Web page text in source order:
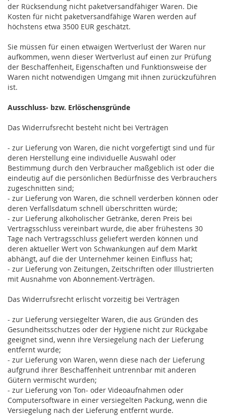
der Rücksendung nicht paketversandfähiger Waren. Die
Kosten für nicht paketversandfähige Waren werden auf
höchstens etwa 3500 EUR geschätzt.
Sie müssen für einen etwaigen Wertverlust der Waren nur
aufkommen, wenn dieser Wertverlust auf einen zur Prüfung
der Beschaffenheit, Eigenschaften und Funktionsweise der
Waren nicht notwendigen Umgang mit ihnen zurückzuführen
ist.
Ausschluss- bzw. Erlöschensgründe
Das Widerrufsrecht besteht nicht bei Verträgen
- zur Lieferung von Waren, die nicht vorgefertigt sind und für
deren Herstellung eine individuelle Auswahl oder
Bestimmung durch den Verbraucher maßgeblich ist oder die
eindeutig auf die persönlichen Bedürfnisse des Verbrauchers
zugeschnitten sind;
- zur Lieferung von Waren, die schnell verderben können oder
deren Verfallsdatum schnell überschritten würde;
- zur Lieferung alkoholischer Getränke, deren Preis bei
Vertragsschluss vereinbart wurde, die aber frühestens 30
Tage nach Vertragsschluss geliefert werden können und
deren aktueller Wert von Schwankungen auf dem Markt
abhängt, auf die der Unternehmer keinen Einfluss hat;
- zur Lieferung von Zeitungen, Zeitschriften oder Illustrierten
mit Ausnahme von Abonnement-Verträgen.
Das Widerrufsrecht erlischt vorzeitig bei Verträgen
- zur Lieferung versiegelter Waren, die aus Gründen des
Gesundheitsschutzes oder der Hygiene nicht zur Rückgabe
geeignet sind, wenn ihre Versiegelung nach der Lieferung
entfernt wurde;
- zur Lieferung von Waren, wenn diese nach der Lieferung
aufgrund ihrer Beschaffenheit untrennbar mit anderen
Gütern vermischt wurden;
- zur Lieferung von Ton- oder Videoaufnahmen oder
Computersoftware in einer versiegelten Packung, wenn die
Versiegelung nach der Lieferung entfernt wurde.